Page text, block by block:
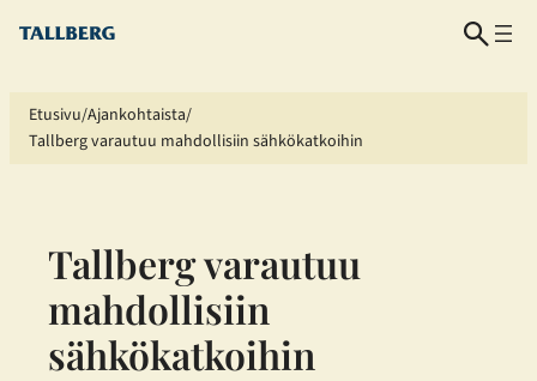
Siirry
Etusivu Ajankohtaista
Tallberg varautuu mahdollisiin sähkökatkoihin
Tallberg varautuu
mahdollisiin
sähkökatkoihin